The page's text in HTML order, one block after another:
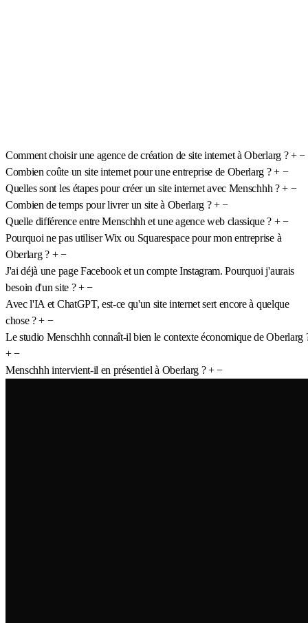
Comment choisir une agence de création de site internet à Oberlarg ? + −
Combien coûte un site internet pour une entreprise de Oberlarg ? + −
Quelles sont les étapes pour créer un site internet avec Menschhh ? + −
Combien de temps pour livrer un site à Oberlarg ? + −
Quelle différence entre Menschhh et une agence web classique ? + −
Pourquoi ne pas utiliser Wix ou Squarespace pour mon entreprise à
Oberlarg ? + −
J'ai déjà une page Facebook et un compte Instagram. Pourquoi j'aurais
besoin d'un site ? + −
Avec l'IA et ChatGPT, est-ce qu'un site internet sert encore à quelque
chose ? + −
Le studio Menschhh connaît-il bien le contexte économique de Oberlarg
+ −
Menschhh intervient-il en présentiel à Oberlarg ? + −